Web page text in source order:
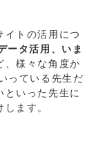
イトの活用につ
ータ活用、いま
、様々な角度か
っている先生だ
といった先生に
ます。